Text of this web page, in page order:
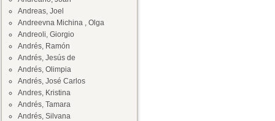
Andreas, Joel
Andreevna Michina , Olga
Andreoli, Giorgio
Andrés, Ramón
Andrés, Jesús de
Andrés, Olimpia
Andrés, José Carlos
Andres, Kristina
Andrés, Tamara
Andrés, Silvana